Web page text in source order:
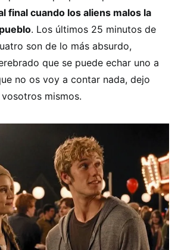
final cuando los aliens malos la
. Los últimos 25 minutos de
son de lo más absurdo,
que se puede echar uno a
no os voy a contar nada, dejo
mismos.